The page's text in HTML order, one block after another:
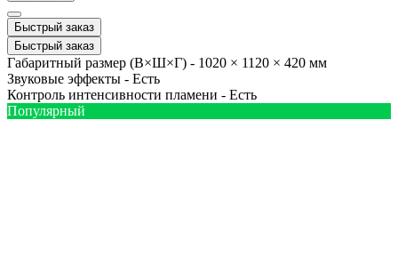
Быстрый заказ
Быстрый заказ
Габаритный размер (В×Ш×Г) - 1020 × 1120 × 420 мм
Звуковые эффекты - Есть
Контроль интенсивности пламени - Есть
Популярный